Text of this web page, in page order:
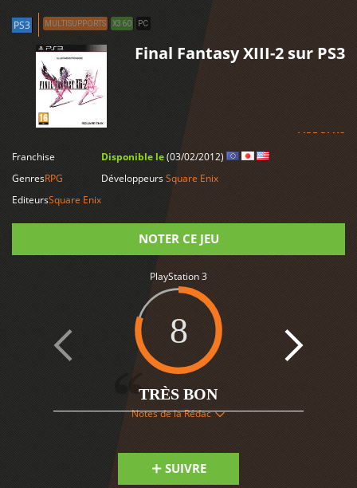
PS3 MULTISUPPORTS X360 PC
Final Fantasy XIII-2 sur PS3
LIRE PLUS
Franchise
GenresRPG
EditeursSquare Enix
Disponible le(03/02/2012)
DéveloppeursSquare Enix
NOTER CE JEU
PlayStation 3
8
TRÈS BON
Notes de la Rédac
SUIVRE